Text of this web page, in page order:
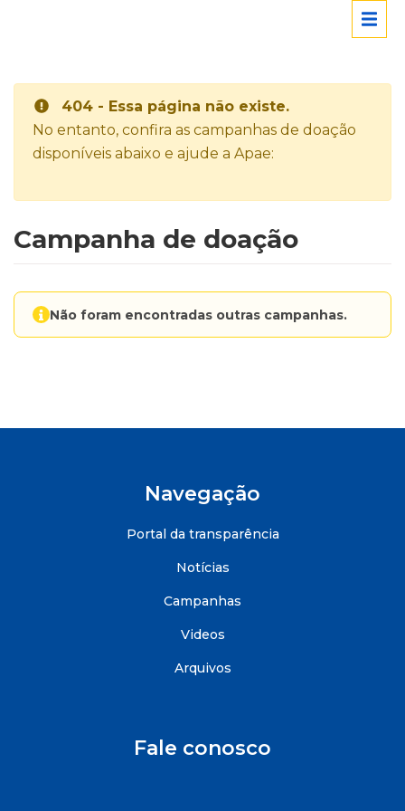
404 - Essa página não existe.
No entanto, confira as campanhas de doação
disponíveis abaixo e ajude a Apae:
Campanha de doação
Não foram encontradas outras campanhas.
Navegação
Portal da transparência
Notícias
Campanhas
Videos
Arquivos
Fale conosco